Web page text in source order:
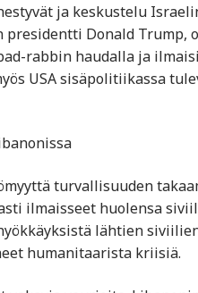
ja keskustelu
Donald Trump,
rabbin haudalla ja
USA sisäpolitiikassa
turvallisuuden
ilmaisseet huolensa
lähtien
humanitaarista kriisiä.